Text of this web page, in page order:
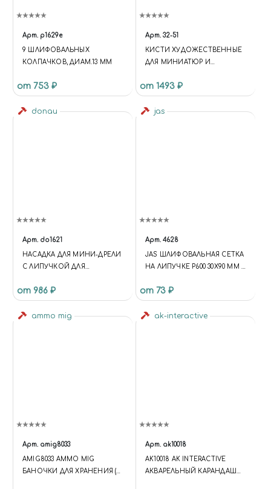
Арт. p1629e
9 ШЛИФОВАЛЬНЫХ
КОЛПАЧКОВ, ДИАМ.13 ММ
от 753 ₽
Арт. 32-51
КИСТИ ХУДОЖЕСТВЕННЫЕ
ДЛЯ МИНИАТЮР И
ШТУК
от 1493 ₽
donau
Арт. do1621
НАСАДКА ДЛЯ МИНИ-ДРЕЛИ
С ЛИПУЧКОЙ ДЛЯ
от 986 ₽
jas
Арт. 4628
JAS ШЛИФОВАЛЬНАЯ СЕТКА
НА ЛИПУЧКЕ P600 30X90 ММ 6
от 73 ₽
ammo mig
Арт. amig8033
AMIG8033 AMMO MIG
БАНОЧКИ ДЛЯ ХРАНЕНИЯ (5
ak-interactive
Арт. ak10018
AK10018 AK INTERACTIVE
АКВАРЕЛЬНЫЙ КАРАНДАШ